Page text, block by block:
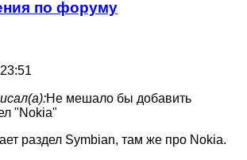
по форуму
Не мешало бы добавить
"Nokia"
раздел Symbian, там же про Nokia.